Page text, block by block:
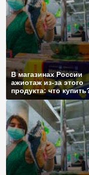
В магазинах России
ажиотаж из-за этого
продукта: что